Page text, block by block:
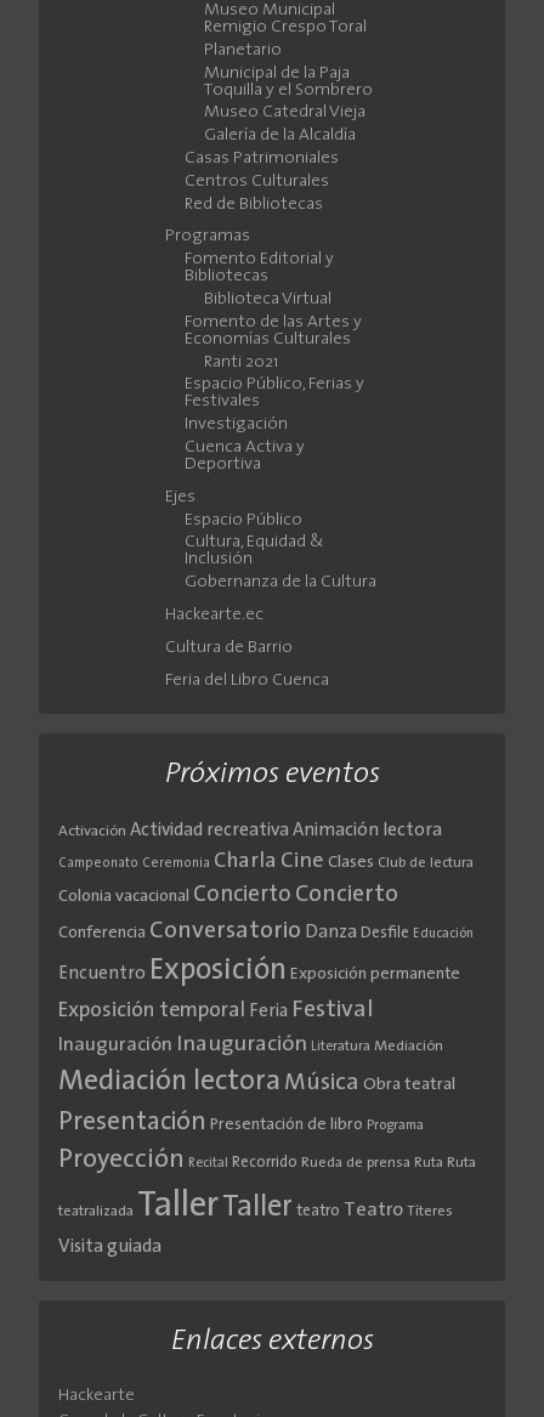
Museo Municipal
Remigio Crespo Toral
Planetario
Municipal de la Paja
Toquilla y el Sombrero
Museo Catedral Vieja
Galería de la Alcaldía
Casas Patrimoniales
Centros Culturales
Red de Bibliotecas
Programas
Fomento Editorial y
Bibliotecas
Biblioteca Virtual
Fomento de las Artes y
Economías Culturales
Ranti 2021
Espacio Público, Ferias y
Festivales
Investigación
Cuenca Activa y
Deportiva
Ejes
Espacio Público
Cultura, Equidad &
Inclusión
Gobernanza de la Cultura
Hackearte.ec
Cultura de Barrio
Feria del Libro Cuenca
Próximos eventos
Activación Actividad recreativa Animación lectora
Campeonato Ceremonia Charla Cine Clases Club de lectura
Colonia vacacional Concierto Concierto
Conferencia Conversatorio Danza Desfile Educación
Encuentro Exposición Exposición permanente
Exposición temporal Feria Festival
Inauguración Inauguración Literatura Mediación
Mediación lectora Música Obra teatral
Presentación Presentación de libro Programa
Proyección Recital Recorrido Rueda de prensa Ruta Ruta
teatralizada Taller Taller teatro Teatro Títeres
Visita guiada
Enlaces externos
Hackearte